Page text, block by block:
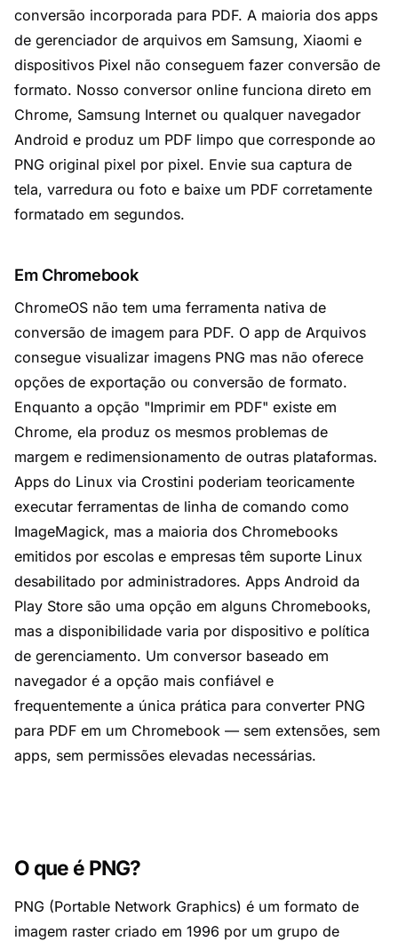
conversão incorporada para PDF. A maioria dos apps
de gerenciador de arquivos em Samsung, Xiaomi e
dispositivos Pixel não conseguem fazer conversão de
formato. Nosso conversor online funciona direto em
Chrome, Samsung Internet ou qualquer navegador
Android e produz um PDF limpo que corresponde ao
PNG original pixel por pixel. Envie sua captura de
tela, varredura ou foto e baixe um PDF corretamente
formatado em segundos.
Em Chromebook
ChromeOS não tem uma ferramenta nativa de
conversão de imagem para PDF. O app de Arquivos
consegue visualizar imagens PNG mas não oferece
opções de exportação ou conversão de formato.
Enquanto a opção "Imprimir em PDF" existe em
Chrome, ela produz os mesmos problemas de
margem e redimensionamento de outras plataformas.
Apps do Linux via Crostini poderiam teoricamente
executar ferramentas de linha de comando como
ImageMagick, mas a maioria dos Chromebooks
emitidos por escolas e empresas têm suporte Linux
desabilitado por administradores. Apps Android da
Play Store são uma opção em alguns Chromebooks,
mas a disponibilidade varia por dispositivo e política
de gerenciamento. Um conversor baseado em
navegador é a opção mais confiável e
frequentemente a única prática para converter PNG
para PDF em um Chromebook — sem extensões, sem
apps, sem permissões elevadas necessárias.
O que é PNG?
PNG (Portable Network Graphics) é um formato de
imagem raster criado em 1996 por um grupo de